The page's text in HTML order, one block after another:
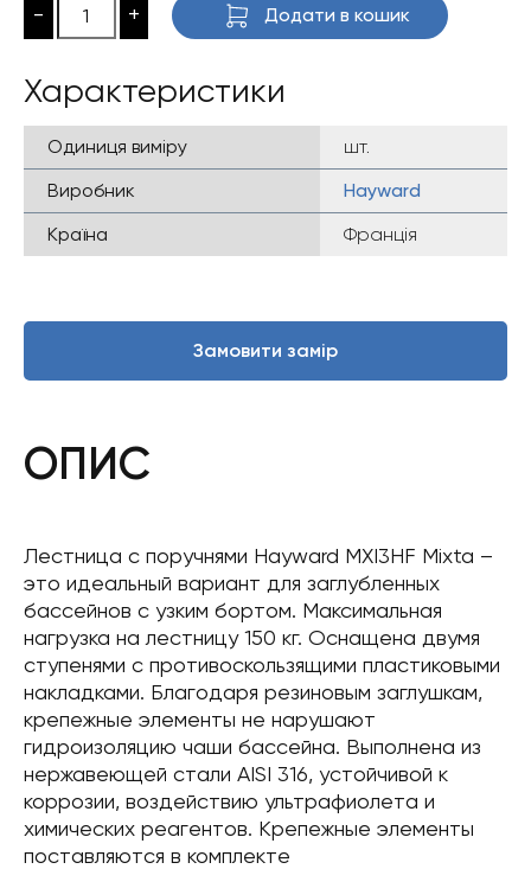
- + Додати в кошик
Характеристики
Одиниця виміру
шт.
Виробник
Hayward
Країна
Франція
Замовити замір
ОПИС
Лестница с поручнями Hayward MXI3HF Mixta –
это идеальный вариант для заглубленных
бассейнов с узким бортом. Максимальная
нагрузка на лестницу 150 кг. Оснащена двумя
ступенями с противоскользящими пластиковыми
накладками. Благодаря резиновым заглушкам,
крепежные элементы не нарушают
гидроизоляцию чаши бассейна. Выполнена из
нержавеющей стали AISI 316, устойчивой к
коррозии, воздействию ультрафиолета и
химических реагентов. Крепежные элементы
поставляются в комплекте